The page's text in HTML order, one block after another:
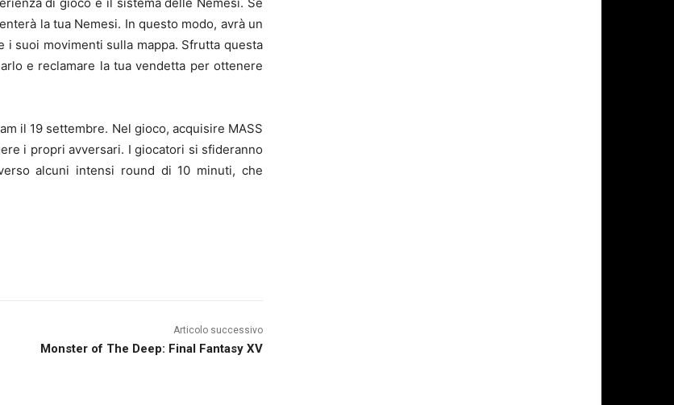
la tua Nemesi. In questo modo, avrà un
suoi movimenti sulla mappa. Sfrutta questa
e reclamare la tua vendetta per ottenere
il 19 settembre. Nel gioco, acquisire MASS
i propri avversari. I giocatori si sfideranno
alcuni intensi round di 10 minuti, che
Articolo successivo
Monster of The Deep: Final Fantasy XV